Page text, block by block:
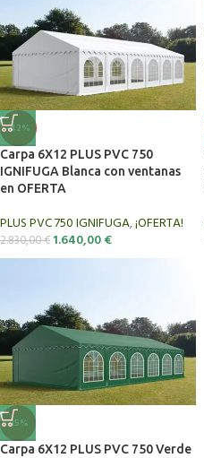
-42%
Carpa 6X12 PLUS PVC 750
IGNIFUGA Blanca con ventanas
en OFERTA
PLUS PVC 750 IGNIFUGA,¡OFERTA!
2.830,00€ 1.640,00€
-15%
Carpa 6X12 PLUS PVC 750 Verde